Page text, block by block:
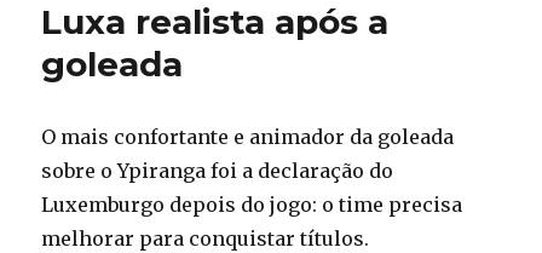
Luxa realista após a
goleada
O mais confortante e animador da goleada
sobre o Ypiranga foi a declaração do
Luxemburgo depois do jogo: o time precisa
melhorar para conquistar títulos.